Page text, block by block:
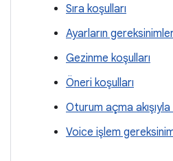
Sıra koşulları
Ayarların
Gezinme koşulları
Öneri koşulları
Oturum açma
Voice işlem